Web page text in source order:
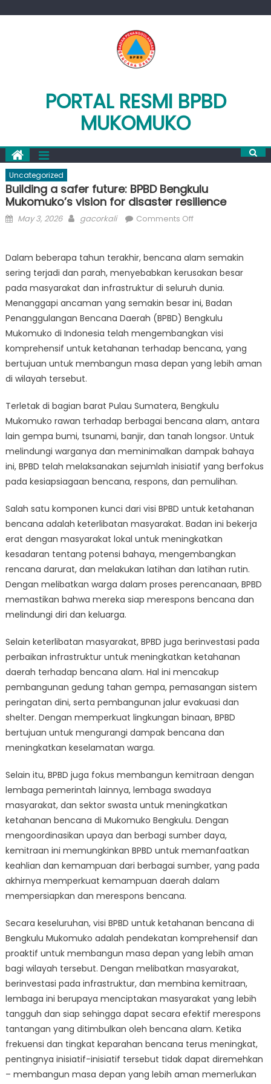
PORTAL RESMI BPBD
MUKOMUKO
Uncategorized
Building a safer future: BPBD Bengkulu
Mukomuko’s vision for disaster resilience
Posted
May 3, 2026 Author
gacorkali Comments Offon
safer
future:
BPBD
Bengkulu
Mukomuko’s
vision
disaster
resilience
Dalam beberapa tahun terakhir, bencana alam semakin
sering terjadi dan parah, menyebabkan kerusakan besar
pada masyarakat dan infrastruktur di seluruh dunia.
Menanggapi ancaman yang semakin besar ini, Badan
Penanggulangan Bencana Daerah (BPBD) Bengkulu
Mukomuko di Indonesia telah mengembangkan visi
komprehensif untuk ketahanan terhadap bencana, yang
bertujuan untuk membangun masa depan yang lebih aman
di wilayah tersebut.
Terletak di bagian barat Pulau Sumatera, Bengkulu
Mukomuko rawan terhadap berbagai bencana alam, antara
lain gempa bumi, tsunami, banjir, dan tanah longsor. Untuk
melindungi warganya dan meminimalkan dampak bahaya
ini, BPBD telah melaksanakan sejumlah inisiatif yang berfokus
pada kesiapsiagaan bencana, respons, dan pemulihan.
Salah satu komponen kunci dari visi BPBD untuk ketahanan
bencana adalah keterlibatan masyarakat. Badan ini bekerja
erat dengan masyarakat lokal untuk meningkatkan
kesadaran tentang potensi bahaya, mengembangkan
rencana darurat, dan melakukan latihan dan latihan rutin.
Dengan melibatkan warga dalam proses perencanaan, BPBD
memastikan bahwa mereka siap merespons bencana dan
melindungi diri dan keluarga.
Selain keterlibatan masyarakat, BPBD juga berinvestasi pada
perbaikan infrastruktur untuk meningkatkan ketahanan
daerah terhadap bencana alam. Hal ini mencakup
pembangunan gedung tahan gempa, pemasangan sistem
peringatan dini, serta pembangunan jalur evakuasi dan
shelter. Dengan memperkuat lingkungan binaan, BPBD
bertujuan untuk mengurangi dampak bencana dan
meningkatkan keselamatan warga.
Selain itu, BPBD juga fokus membangun kemitraan dengan
lembaga pemerintah lainnya, lembaga swadaya
masyarakat, dan sektor swasta untuk meningkatkan
ketahanan bencana di Mukomuko Bengkulu. Dengan
mengoordinasikan upaya dan berbagi sumber daya,
kemitraan ini memungkinkan BPBD untuk memanfaatkan
keahlian dan kemampuan dari berbagai sumber, yang pada
akhirnya memperkuat kemampuan daerah dalam
mempersiapkan dan merespons bencana.
Secara keseluruhan, visi BPBD untuk ketahanan bencana di
Bengkulu Mukomuko adalah pendekatan komprehensif dan
proaktif untuk membangun masa depan yang lebih aman
bagi wilayah tersebut. Dengan melibatkan masyarakat,
berinvestasi pada infrastruktur, dan membina kemitraan,
lembaga ini berupaya menciptakan masyarakat yang lebih
tangguh dan siap sehingga dapat secara efektif merespons
tantangan yang ditimbulkan oleh bencana alam. Ketika
frekuensi dan tingkat keparahan bencana terus meningkat,
pentingnya inisiatif-inisiatif tersebut tidak dapat diremehkan
– membangun masa depan yang lebih aman memerlukan